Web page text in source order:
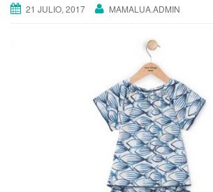
21 JULIO, 2017 MAMALUA.ADMIN